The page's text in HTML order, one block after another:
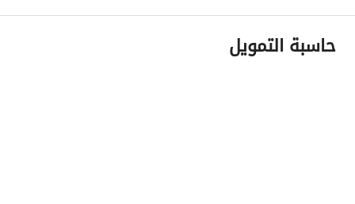
معلومات مسؤول الإعلان
اسم المسؤول
حاسبة التمويل